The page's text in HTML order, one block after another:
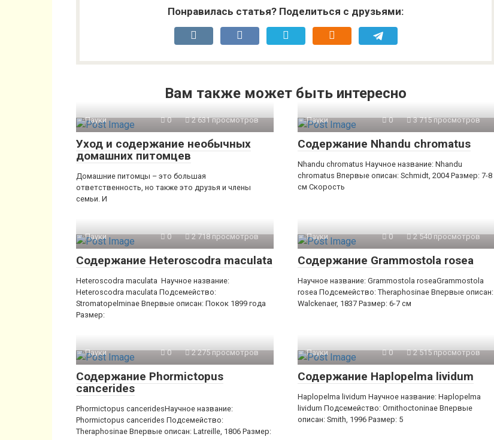
Понравилась статья? Поделиться с друзьями:
Вам также может быть интересно
Пауки 0 2 631 просмотров
Уход и содержание необычных
домашних питомцев
Домашние питомцы – это большая
ответственность, но также это друзья и члены
семьи. И
Пауки 0 3 715 просмотров
Содержание Nhandu chromatus
Nhandu chromatus Научное название: Nhandu
chromatus Впервые описан: Schmidt, 2004 Размер: 7-8
см Скорость
Пауки 0 2 718 просмотров
Содержание Heteroscodra maculata
Heteroscodra maculata Научное название:
Heteroscodra maculata Подсемейство:
Stromatopelminae Впервые описан: Покок 1899 года
Размер:
Пауки 0 2 540 просмотров
Содержание Grammostola rosea
Научное название: Grammostola roseaGrammostola
rosea Подсемейство: Theraphosinae Впервые описан:
Walckenaer, 1837 Размер: 6-7 см
Пауки 0 2 275 просмотров
Содержание Phormictopus
cancerides
Phormictopus canceridesНаучное название:
Phormictopus cancerides Подсемейство:
Theraphosinae Впервые описан: Latreille, 1806 Размер:
Пауки 0 2 515 просмотров
Содержание Haplopelma lividum
Haplopelma lividum Научное название: Haplopelma
lividum Подсемейство: Ornithoctoninae Впервые
описан: Smith, 1996 Размер: 5